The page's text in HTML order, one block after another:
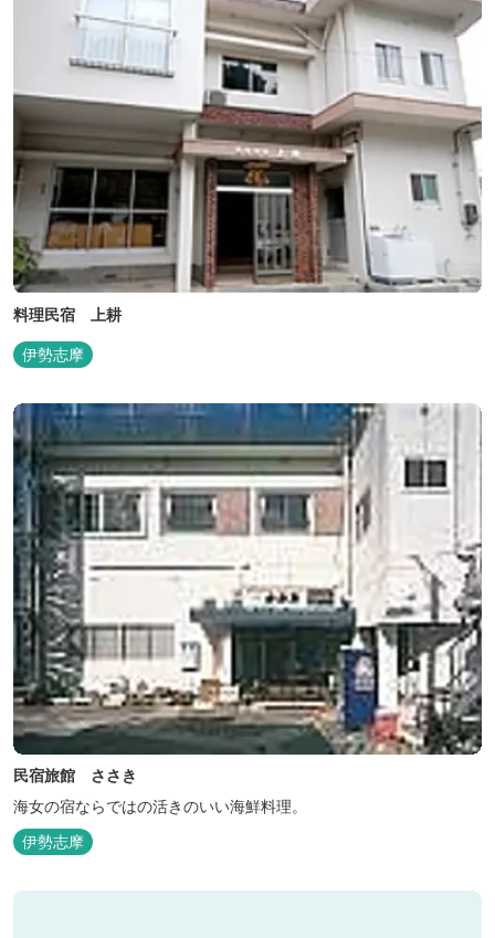
料理民宿 上耕
伊勢志摩
民宿旅館 ささき
海女の宿ならではの活きのいい海鮮料理。
伊勢志摩